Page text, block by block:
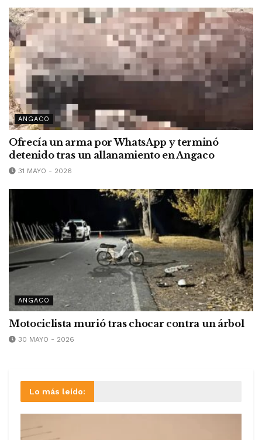
ANGACO
Ofrecía un arma por WhatsApp y terminó
detenido tras un allanamiento en Angaco
31 MAYO - 2026
ANGACO
Motociclista murió tras chocar contra un árbol
30 MAYO - 2026
Lo más leído: